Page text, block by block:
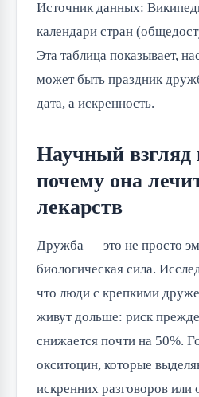
Источник данных:
календари стран
Эта таблица показывает,
может быть праздник
дата, а искренность.
Научный взгляд
почему она
лекарств
Дружба — это не просто
биологическая сила.
что люди с крепкими
живут дольше: риск
снижается почти на 50%.
окситоцин, которые
искренних разговоров